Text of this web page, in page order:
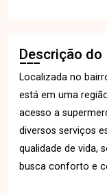
Descrição do
Localizada no
está em uma
acesso a
diversos serviços
qualidade de vida,
busca conforto e